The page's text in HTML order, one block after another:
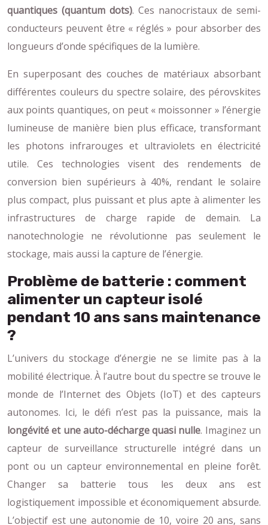
quantiques (quantum dots). Ces nanocristaux de semi-
conducteurs peuvent être « réglés » pour absorber des
longueurs d’onde spécifiques de la lumière.
En superposant des couches de matériaux absorbant
différentes couleurs du spectre solaire, des pérovskites
aux points quantiques, on peut « moissonner » l’énergie
lumineuse de manière bien plus efficace, transformant
les photons infrarouges et ultraviolets en électricité
utile. Ces technologies visent des rendements de
conversion bien supérieurs à 40%, rendant le solaire
plus compact, plus puissant et plus apte à alimenter les
infrastructures de charge rapide de demain. La
nanotechnologie ne révolutionne pas seulement le
stockage, mais aussi la capture de l’énergie.
Problème de batterie : comment
alimenter un capteur isolé
pendant 10 ans sans maintenance
?
L’univers du stockage d’énergie ne se limite pas à la
mobilité électrique. À l’autre bout du spectre se trouve le
monde de l’Internet des Objets (IoT) et des capteurs
autonomes. Ici, le défi n’est pas la puissance, mais la
longévité et une auto-décharge quasi nulle. Imaginez un
capteur de surveillance structurelle intégré dans un
pont ou un capteur environnemental en pleine forêt.
Changer sa batterie tous les deux ans est
logistiquement impossible et économiquement absurde.
L’objectif est une autonomie de 10, voire 20 ans, sans